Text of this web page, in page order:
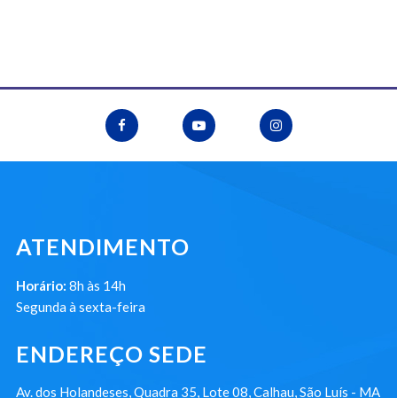
ATENDIMENTO
Horário: 8h às 14h
Segunda à sexta-feira
ENDEREÇO SEDE
Av. dos Holandeses, Quadra 35, Lote 08, Calhau, São Luís - MA